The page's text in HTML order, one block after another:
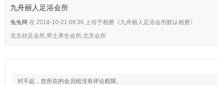
九舟丽人足浴会所
兔兔网 在 2018-10-21 09:36 上传于相册《九舟丽人足浴会所默认相册》
北京丝足会所,男士养生会所,北京会所
对不起，您所在的会员组没有评论权限。